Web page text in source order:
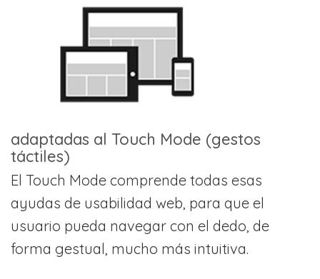
adaptadas al Touch Mode (gestos
táctiles)
El Touch Mode comprende todas esas
ayudas de usabilidad web, para que el
usuario pueda navegar con el dedo, de
forma gestual, mucho más intuitiva.